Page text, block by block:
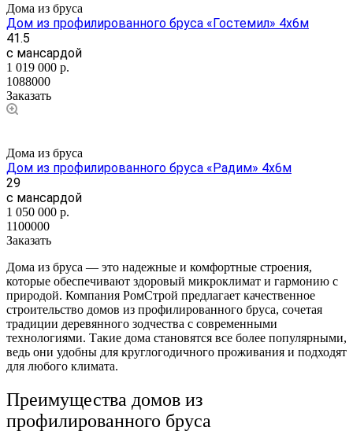
Дома из бруса
Дом из профилированного бруса «Гостемил» 4х6м
41.5
с мансардой
1 019 000 р.
1088000
Заказать
Дома из бруса
Дом из профилированного бруса «Радим» 4х6м
29
с мансардой
1 050 000 р.
1100000
Заказать
Дома из бруса — это надежные и комфортные строения,
которые обеспечивают здоровый микроклимат и гармонию с
природой. Компания РомСтрой предлагает качественное
строительство домов из профилированного бруса, сочетая
традиции деревянного зодчества с современными
технологиями. Такие дома становятся все более популярными,
ведь они удобны для круглогодичного проживания и подходят
для любого климата.
Преимущества домов из
профилированного бруса